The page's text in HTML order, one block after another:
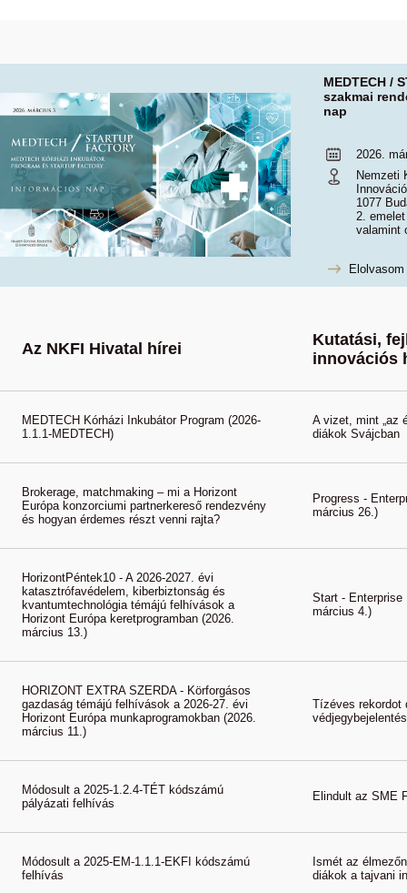
MEDTECH /
szakmai
nap
2026.
Nemzeti
1077
2.
valamint
Elolvasom
Az NKFI Hivatal hírei
Kutatási,
innovációs
MEDTECH Kórházi Inkubátor Program (2026-
1.1.1-MEDTECH)
A vizet, mint „az
diákok Svájcban
Brokerage, matchmaking – mi a Horizont
Európa konzorciumi partnerkereső rendezvény
és hogyan érdemes részt venni rajta?
Progress -
március 26.)
HorizontPéntek10 - A 2026-2027. évi
katasztrófavédelem, kiberbiztonság és
kvantumtechnológia témájú felhívások a
Horizont Európa keretprogramban (2026.
március 13.)
Start - Enterprise
március 4.)
HORIZONT EXTRA SZERDA - Körforgásos
gazdaság témájú felhívások a 2026-27. évi
Horizont Európa munkaprogramokban (2026.
március 11.)
Tízéves rekordot
Módosult a 2025-1.2.4-TÉT kódszámú
pályázati felhívás
Elindult az SME
Módosult a 2025-EM-1.1.1-EKFI kódszámú
felhívás
Ismét az
diákok a tajvani